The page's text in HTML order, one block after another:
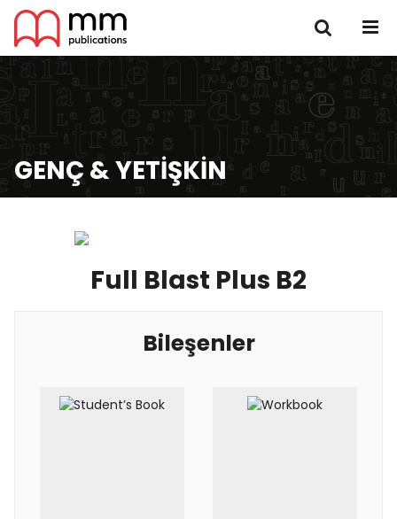
GENÇ & YETIŞKIN
Full Blast Plus B2
Bileşenler